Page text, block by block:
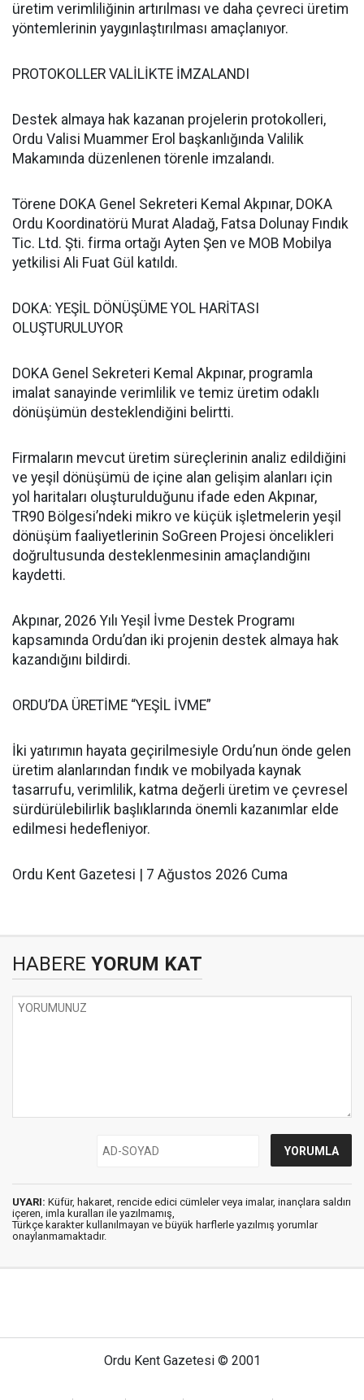
üretim verimliliğinin artırılması ve daha çevreci üretim
yöntemlerinin yaygınlaştırılması amaçlanıyor.
PROTOKOLLER VALİLİKTE İMZALANDI
Destek almaya hak kazanan projelerin protokolleri,
Ordu Valisi Muammer Erol başkanlığında Valilik
Makamında düzenlenen törenle imzalandı.
Törene DOKA Genel Sekreteri Kemal Akpınar, DOKA
Ordu Koordinatörü Murat Aladağ, Fatsa Dolunay Fındık
Tic. Ltd. Şti. firma ortağı Ayten Şen ve MOB Mobilya
yetkilisi Ali Fuat Gül katıldı.
DOKA: YEŞİL DÖNÜŞÜME YOL HARİTASI
OLUŞTURULUYOR
DOKA Genel Sekreteri Kemal Akpınar, programla
imalat sanayinde verimlilik ve temiz üretim odaklı
dönüşümün desteklendiğini belirtti.
Firmaların mevcut üretim süreçlerinin analiz edildiğini
ve yeşil dönüşümü de içine alan gelişim alanları için
yol haritaları oluşturulduğunu ifade eden Akpınar,
TR90 Bölgesi’ndeki mikro ve küçük işletmelerin yeşil
dönüşüm faaliyetlerinin SoGreen Projesi öncelikleri
doğrultusunda desteklenmesinin amaçlandığını
kaydetti.
Akpınar, 2026 Yılı Yeşil İvme Destek Programı
kapsamında Ordu’dan iki projenin destek almaya hak
kazandığını bildirdi.
ORDU’DA ÜRETİME “YEŞİL İVME”
İki yatırımın hayata geçirilmesiyle Ordu’nun önde gelen
üretim alanlarından fındık ve mobilyada kaynak
tasarrufu, verimlilik, katma değerli üretim ve çevresel
sürdürülebilirlik başlıklarında önemli kazanımlar elde
edilmesi hedefleniyor.
Ordu Kent Gazetesi | 7 Ağustos 2026 Cuma
HABERE YORUM KAT
UYARI: Küfür, hakaret, rencide edici cümleler veya imalar, inançlara saldırı
içeren, imla kuralları ile yazılmamış,
Türkçe karakter kullanılmayan ve büyük harflerle yazılmış yorumlar
onaylanmamaktadır.
Ordu Kent Gazetesi © 2001